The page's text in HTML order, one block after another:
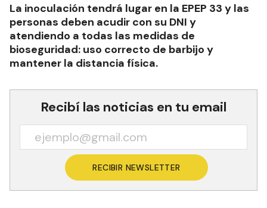
La inoculación tendrá lugar en la EPEP 33 y las
personas deben acudir con su DNI y
atendiendo a todas las medidas de
bioseguridad: uso correcto de barbijo y
mantener la distancia física.
Recibí las noticias en tu email
RECIBIR NEWSLETTER